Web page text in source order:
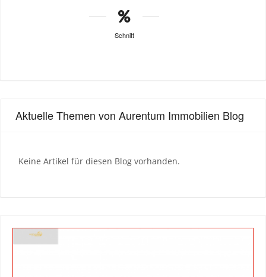
Schnitt
Aktuelle Themen von Aurentum Immobilien Blog
Keine Artikel für diesen Blog vorhanden.